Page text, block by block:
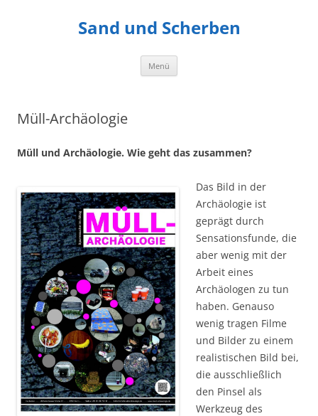
Sand und Scherben
Menü
Müll-Archäologie
Müll und Archäologie. Wie geht das zusammen?
Das Bild in der
Archäologie ist
geprägt durch
Sensationsfunde, die
aber wenig mit der
Arbeit eines
Archäologen zu tun
haben. Genauso
wenig tragen Filme
und Bilder zu einem
realistischen Bild bei,
die ausschließlich
den Pinsel als
Werkzeug des